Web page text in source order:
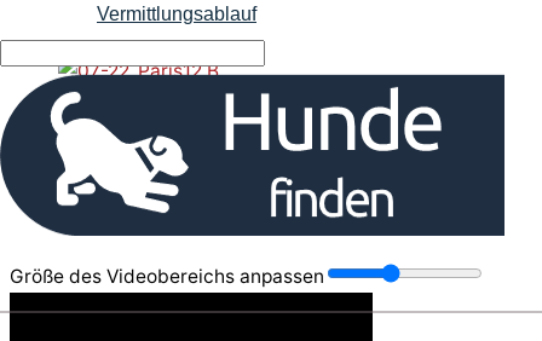
Vermittlungsablauf
Größe des Videobereichs anpassen